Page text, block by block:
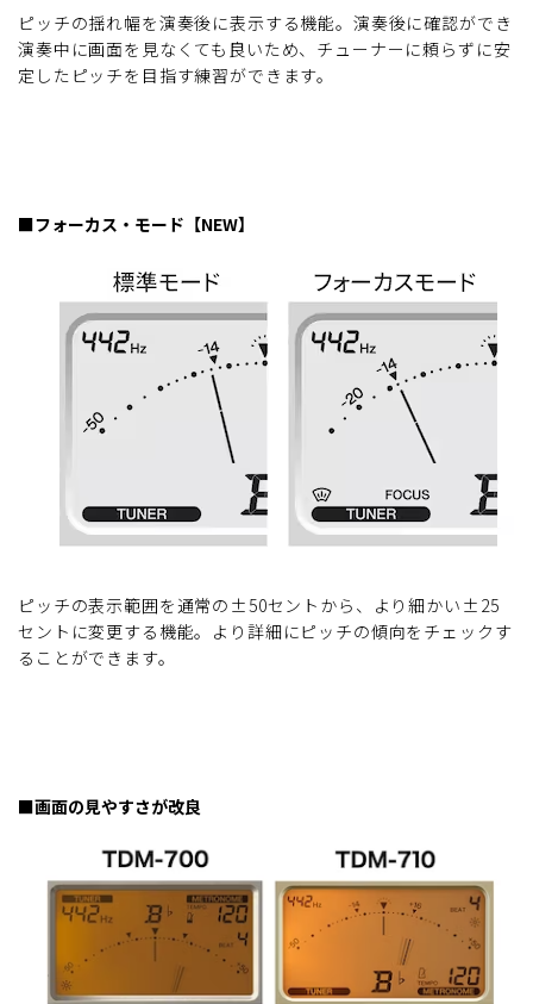
ピッチの揺れ幅を演奏後に表示する機能。演奏後に確認ができ
演奏中に画面を見なくても良いため、チューナーに頼らずに安
定したピッチを目指す練習ができます。
■フォーカス・モード【NEW】
ピッチの表示範囲を通常の±50セントから、より細かい±25
セントに変更する機能。より詳細にピッチの傾向をチェックす
ることができます。
■画面の見やすさが改良